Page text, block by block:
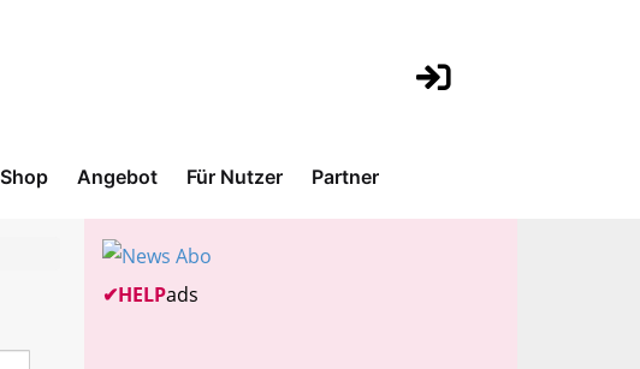
Shop Angebot Für Nutzer Partner
✔HELPads